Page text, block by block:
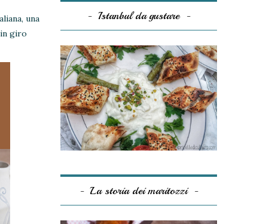
una
giro
Istanbul da gustare
La storia dei maritozzi